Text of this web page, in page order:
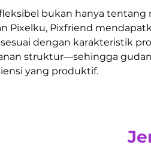
bukan hanya
Pixelku, Pixfriend
dengan karakteristik
struktur—sehingga
yang produktif.